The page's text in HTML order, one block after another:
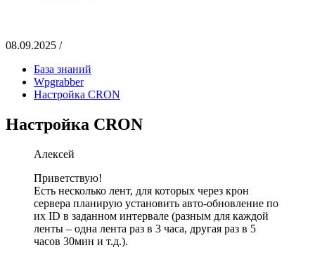
08.09.2025 /
База знаний
Wpgrabber
Настройка CRON
Настройка CRON
Алексей
Приветствую!
Есть несколько лент, для которых через крон
сервера планирую установить авто-обновление по
их ID в заданном интервале (разным для каждой
ленты – одна лента раз в 3 часа, другая раз в 5
часов 30мин и т.д.).